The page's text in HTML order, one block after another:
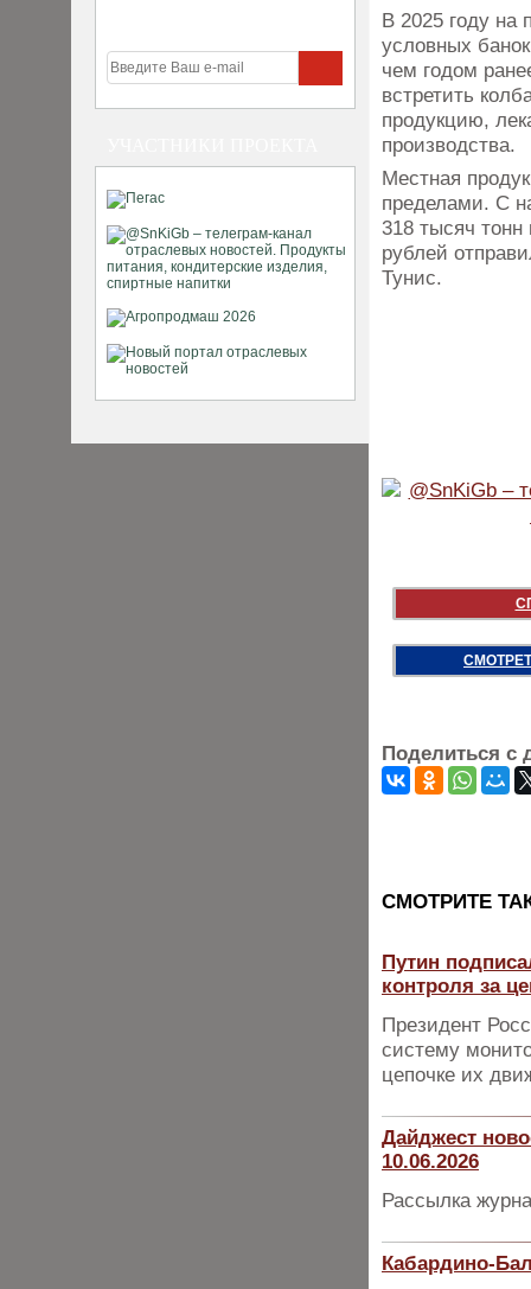
В 2025 году на
условных
чем годом
встретить
продукцию,
производства.
Местная
пределами. С
318 тысяч
рублей
Тунис.
Поделиться с
CМОТРИТЕ
Путин
контроля за
Президент
систему
цепочке их
Дайджест
10.06.2026
Рассылка
Кабардино-